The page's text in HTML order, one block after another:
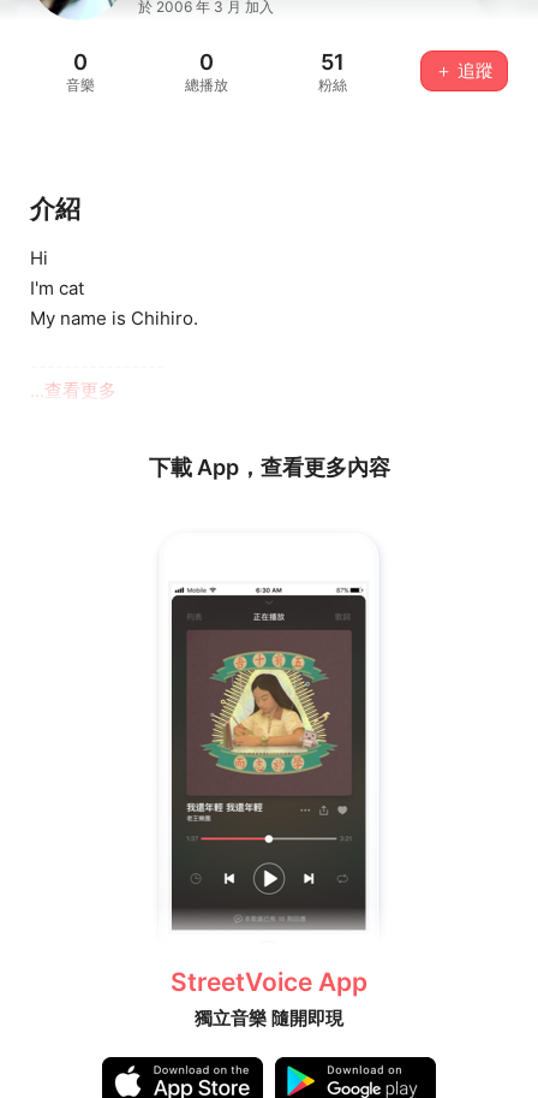
於 2006 年 3 月 加入
0
音樂
0
總播放
51
粉絲
＋ 追蹤
介紹
Hi
I'm cat
My name is Chihiro.
...查看更多
下載 App，查看更多內容
StreetVoice App
獨立音樂 隨開即現